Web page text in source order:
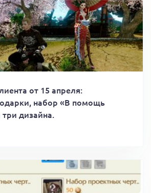
от 15 апреля:
набор «В помощь
дизайна.